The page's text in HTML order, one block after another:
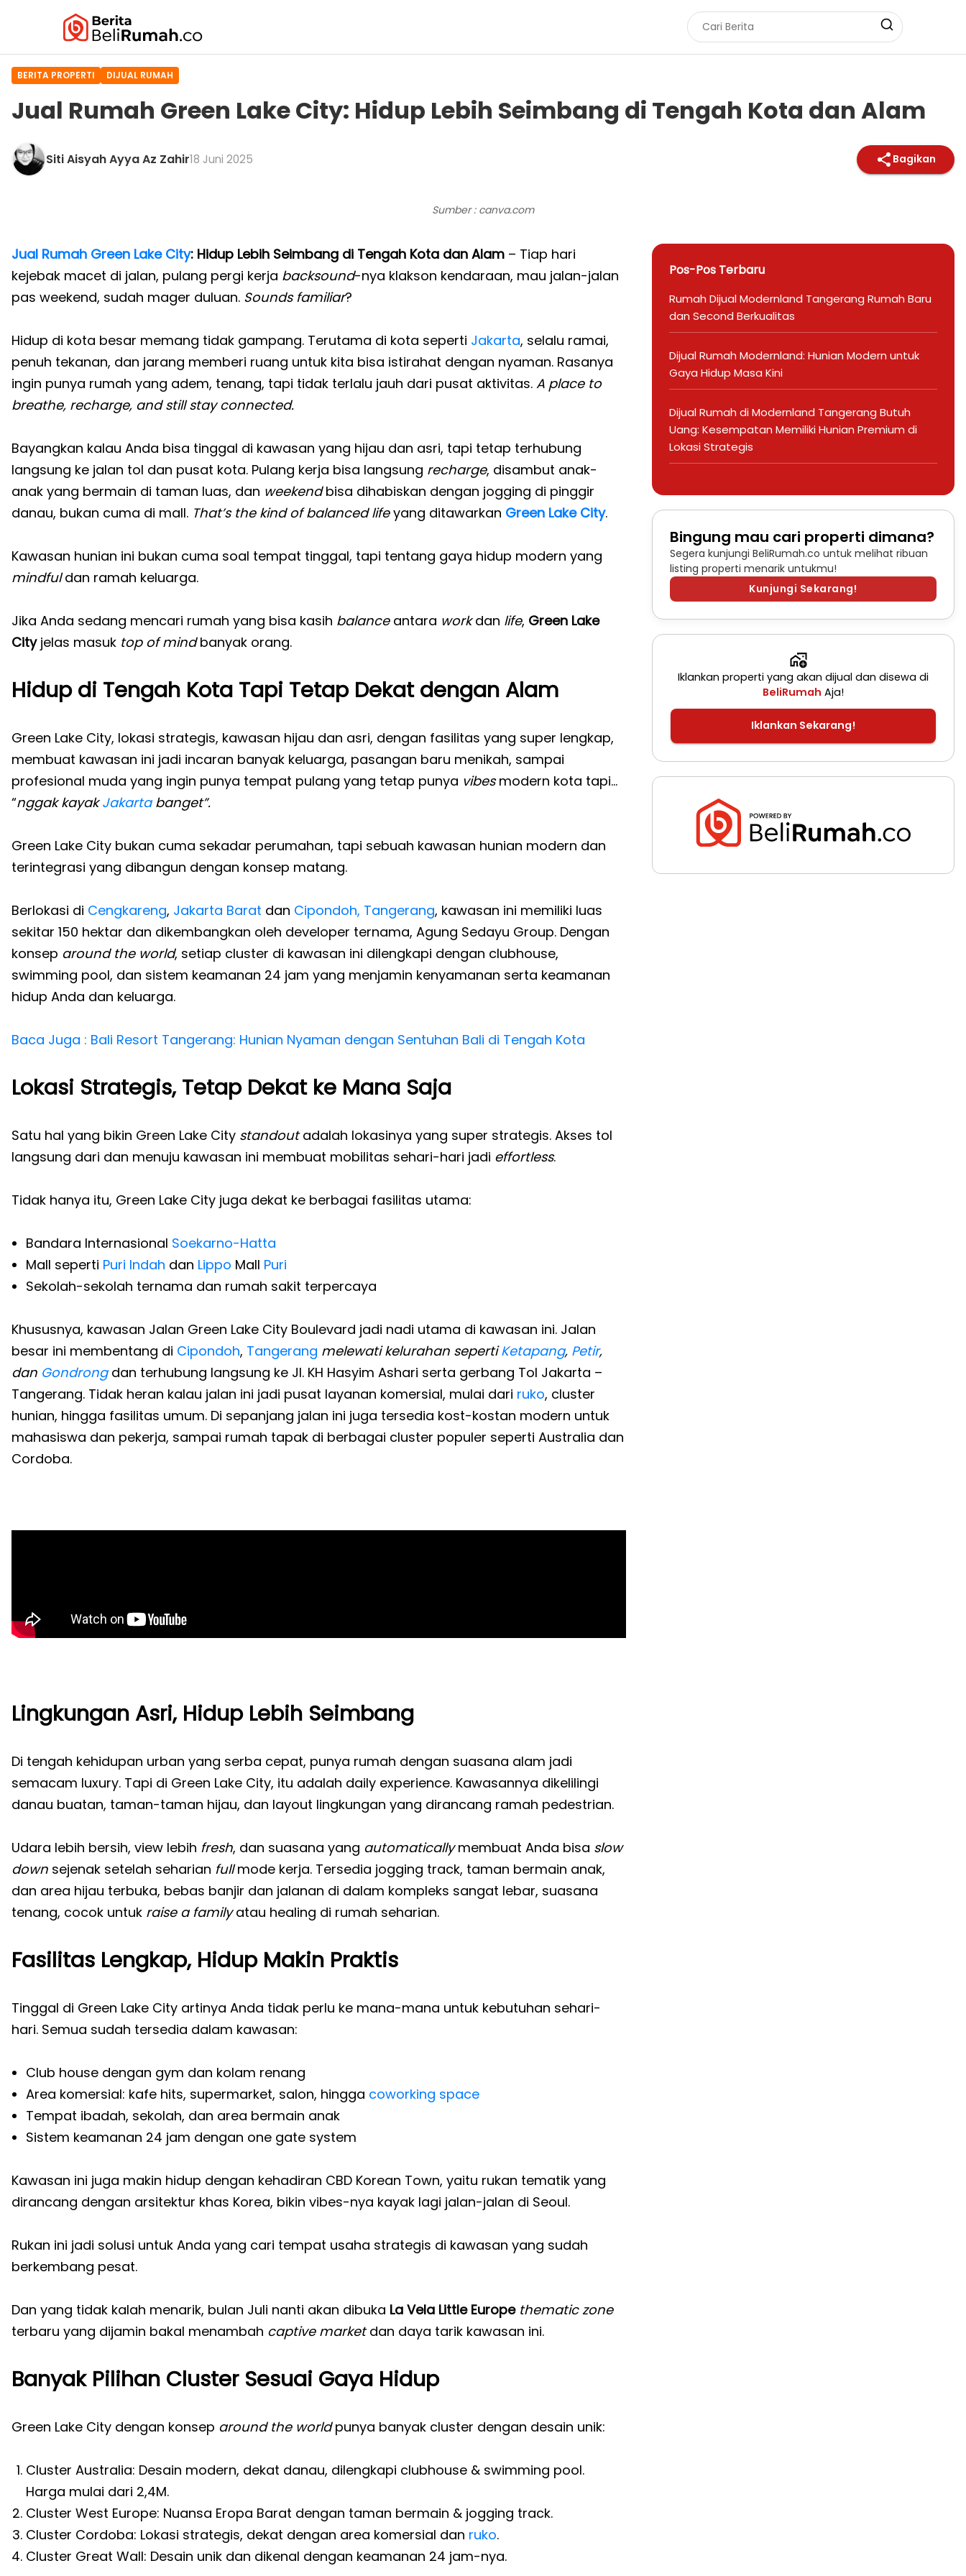
BERITA PROPERTI DIJUAL RUMAH
Jual Rumah Green Lake City: Hidup Lebih Seimbang di Tengah Kota dan Alam
Siti Aisyah Ayya Az Zahir18 Juni 2025 Bagikan
Sumber : canva.com
Jual Rumah Green Lake City: Hidup Lebih Seimbang di Tengah Kota dan Alam – Tiap hari
kejebak macet di jalan, pulang pergi kerja backsound-nya klakson kendaraan, mau jalan-jalan
pas weekend, sudah mager duluan. Sounds familiar?
Hidup di kota besar memang tidak gampang. Terutama di kota seperti Jakarta, selalu ramai,
penuh tekanan, dan jarang memberi ruang untuk kita bisa istirahat dengan nyaman. Rasanya
ingin punya rumah yang adem, tenang, tapi tidak terlalu jauh dari pusat aktivitas. A place to
breathe, recharge, and still stay connected.
Bayangkan kalau Anda bisa tinggal di kawasan yang hijau dan asri, tapi tetap terhubung
langsung ke jalan tol dan pusat kota. Pulang kerja bisa langsung recharge, disambut anak-
anak yang bermain di taman luas, dan weekendbisa dihabiskan dengan jogging di pinggir
danau, bukan cuma di mall. That’s the kind of balanced lifeyang ditawarkan Green Lake City.
Kawasan hunian ini bukan cuma soal tempat tinggal, tapi tentang gaya hidup modern yang
mindfuldan ramah keluarga.
Jika Anda sedang mencari rumah yang bisa kasih balanceantara workdan life, Green Lake
Cityjelas masuk top of mindbanyak orang.
Hidup di Tengah Kota Tapi Tetap Dekat dengan Alam
Green Lake City, lokasi strategis, kawasan hijau dan asri, dengan fasilitas yang super lengkap,
membuat kawasan ini jadi incaran banyak keluarga, pasangan baru menikah, sampai
profesional muda yang ingin punya tempat pulang yang tetap punya vibesmodern kota tapi…
“nggak kayakJakartabanget”.
Green Lake City bukan cuma sekadar perumahan, tapi sebuah kawasan hunian modern dan
terintegrasi yang dibangun dengan konsep matang.
Berlokasi di Cengkareng, Jakarta Barat dan Cipondoh, Tangerang, kawasan ini memiliki luas
sekitar 150 hektar dan dikembangkan oleh developer ternama, Agung Sedayu Group. Dengan
konsep around the world, setiap cluster di kawasan ini dilengkapi dengan clubhouse,
swimming pool, dan sistem keamanan 24 jam yang menjamin kenyamanan serta keamanan
hidup Anda dan keluarga.
Baca Juga : Bali Resort Tangerang: Hunian Nyaman dengan Sentuhan Bali di Tengah Kota
Lokasi Strategis, Tetap Dekat ke Mana Saja
Satu hal yang bikin Green Lake City standoutadalah lokasinya yang super strategis. Akses tol
langsung dari dan menuju kawasan ini membuat mobilitas sehari-hari jadi effortless.
Tidak hanya itu, Green Lake City juga dekat ke berbagai fasilitas utama:
Bandara Internasional Soekarno-Hatta
Mall seperti Puri Indah dan Lippo Mall Puri
Sekolah-sekolah ternama dan rumah sakit terpercaya
Khususnya, kawasan Jalan Green Lake City Boulevard jadi nadi utama di kawasan ini. Jalan
besar ini membentang di Cipondoh, Tangerang melewati kelurahan sepertiKetapang, Petir,
dan Gondrongdan terhubung langsung ke Jl. KH Hasyim Ashari serta gerbang Tol Jakarta –
Tangerang. Tidak heran kalau jalan ini jadi pusat layanan komersial, mulai dari ruko, cluster
hunian, hingga fasilitas umum. Di sepanjang jalan ini juga tersedia kost-kostan modern untuk
mahasiswa dan pekerja, sampai rumah tapak di berbagai cluster populer seperti Australia dan
Cordoba.
Lingkungan Asri, Hidup Lebih Seimbang
Di tengah kehidupan urban yang serba cepat, punya rumah dengan suasana alam jadi
semacam luxury. Tapi di Green Lake City, itu adalah daily experience. Kawasannya dikelilingi
danau buatan, taman-taman hijau, dan layout lingkungan yang dirancang ramah pedestrian.
Udara lebih bersih, view lebih fresh, dan suasana yang automaticallymembuat Anda bisa slow
down sejenak setelah seharian fullmode kerja. Tersedia jogging track, taman bermain anak,
dan area hijau terbuka, bebas banjir dan jalanan di dalam kompleks sangat lebar, suasana
tenang, cocok untuk raise a familyatau healing di rumah seharian.
Fasilitas Lengkap, Hidup Makin Praktis
Tinggal di Green Lake City artinya Anda tidak perlu ke mana-mana untuk kebutuhan sehari-
hari. Semua sudah tersedia dalam kawasan:
Club house dengan gym dan kolam renang
Area komersial: kafe hits, supermarket, salon, hingga coworking space
Tempat ibadah, sekolah, dan area bermain anak
Sistem keamanan 24 jam dengan one gate system
Kawasan ini juga makin hidup dengan kehadiran CBD Korean Town, yaitu rukan tematik yang
dirancang dengan arsitektur khas Korea, bikin vibes-nya kayak lagi jalan-jalan di Seoul.
Rukan ini jadi solusi untuk Anda yang cari tempat usaha strategis di kawasan yang sudah
berkembang pesat.
Dan yang tidak kalah menarik, bulan Juli nanti akan dibuka La Vela Little Europe thematic zone
terbaru yang dijamin bakal menambah captive marketdan daya tarik kawasan ini.
Banyak Pilihan Cluster Sesuai Gaya Hidup
Green Lake City dengan konsep around the worldpunya banyak cluster dengan desain unik:
Cluster Australia: Desain modern, dekat danau, dilengkapi clubhouse & swimming pool.
Harga mulai dari 2,4M.
Cluster West Europe: Nuansa Eropa Barat dengan taman bermain & jogging track.
Cluster Cordoba: Lokasi strategis, dekat dengan area komersial dan ruko.
Cluster Great Wall: Desain unik dan dikenal dengan keamanan 24 jam-nya.
Pos-Pos Terbaru
Rumah Dijual Modernland Tangerang Rumah Baru
dan Second Berkualitas
Dijual Rumah Modernland: Hunian Modern untuk
Gaya Hidup Masa Kini
Dijual Rumah di Modernland Tangerang Butuh
Uang: Kesempatan Memiliki Hunian Premium di
Lokasi Strategis
Bingung mau cari properti dimana?
Segera kunjungi BeliRumah.co untuk melihat ribuan
listing properti menarik untukmu!
Kunjungi Sekarang!
Iklankan properti yang akan dijual dan disewa di
BeliRumah Aja!
Iklankan Sekarang!